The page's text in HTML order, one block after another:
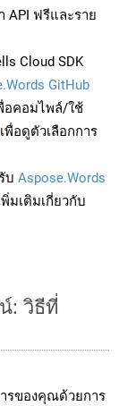
API ฟรีและราย
Cloud SDK
GitHub
อคอมไพล์/ใช้
เพื่อดูตัวเลือกการ
บ Aspose.Words
มเติมเกี่ยวกับ
: วิธีที่
รของคุณด้วยการ